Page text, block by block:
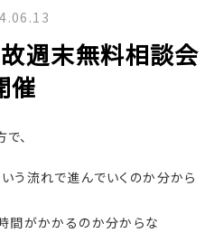
故週末無料相談会
催
、
う流れで進んでいくのか分から
間がかかるのか分からな